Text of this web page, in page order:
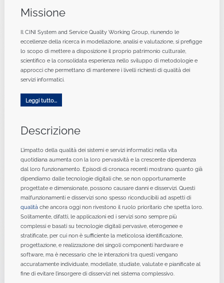
Missione
Il CINI System and Service Quality Working Group, riunendo le
eccellenze della ricerca in modellazione, analisi e valutazione, si prefigge
lo scopo di mettere a disposizione il proprio patrimonio culturale,
scientifico e la consolidata esperienza nello sviluppo di metodologie e
approcci che permettano di mantenere i livelli richiesti di qualità dei
servizi informatici.
Leggi tutto...
Descrizione
L’impatto della qualità dei sistemi e servizi informatici nella vita
quotidiana aumenta con la loro pervasività e la crescente dipendenza
dal loro funzionamento. Episodi di cronaca recenti mostrano quanto già
dipendiamo dalle tecnologie digitali che, se non opportunamente
progettate e dimensionate, possono causare danni e disservizi. Questi
malfunzionamenti e disservizi sono spesso riconducibili ad aspetti di
qualitàche ancora oggi non rivestono il ruolo prioritario che spetta loro.
Solitamente, difatti, le applicazioni ed i servizi sono sempre più
complessi e basati su tecnologie digitali pervasive, eterogenee e
stratificate, per cui non è sufficiente la meticolosa identificazione,
progettazione, e realizzazione dei singoli componenti hardware e
software, ma è necessario che le interazioni tra questi vengano
accuratamente individuate, modellate, studiate, valutate e pianificate al
fine di evitare l’insorgere di disservizi nel sistema complessivo.